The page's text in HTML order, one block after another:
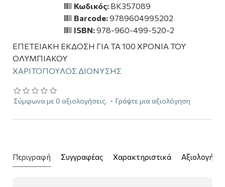
ΕΠΕΤΕΙΑΚΗ ΕΚΔΟΣΗ ΓΙΑ ΤΑ 100 ΧΡΟΝΙΑ ΤΟΥ
ΟΛΥΜΠΙΑΚΟΥ
ΧΑΡΙΤΟΠΟΥΛΟΣ ΔΙΟΝΥΣΗΣ
Σύμφωνα με 0 αξιολογήσεις. - Γράψτε μια αξιολόγηση
Κωδικός: BK357089
Barcode:9789604995202
ISBN:978-960-499-520-2
Περιγραφή Συγγραφέας Χαρακτηριστικά